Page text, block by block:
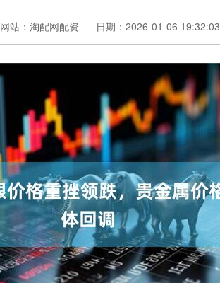
网站：淘配网配资 日期：2026-01-06 19:32:03